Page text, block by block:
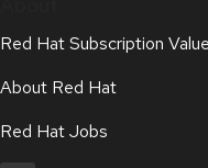
Red Hat Subscription Value
About Red Hat
Red Hat Jobs